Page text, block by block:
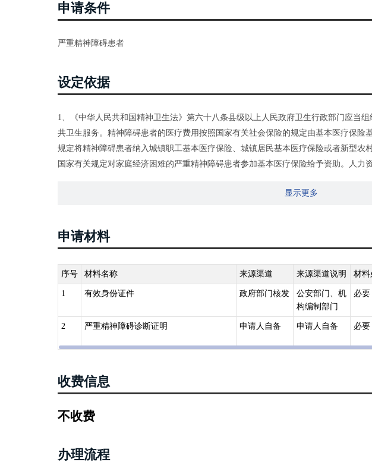
申请条件
严重精神障碍患者
设定依据
1、《中华人民共和国精神卫生法》第六十八条县级以上人民政府卫生行政部门应当
共卫生服务。精神障碍患者的医疗费用按照国家有关社会保险的规定由基本医疗保险
规定将精神障碍患者纳入城镇职工基本医疗保险、城镇居民基本医疗保险或者新型农
国家有关规定对家庭经济困难的严重精神障碍患者参加基本医疗保险给予资助。人力
疗保险支付医疗费用后仍有困难，或者不能通过基本医疗保险支付医疗费用的，民政
显示更多
申请材料
序号 材料名称 来源渠道 来源渠道说明 材料
1 有效身份证件 政府部门核发
公安部门、机
构编制部门
必要
2 严重精神障碍诊断证明 申请人自备 申请人自备 必要
收费信息
不收费
办理流程